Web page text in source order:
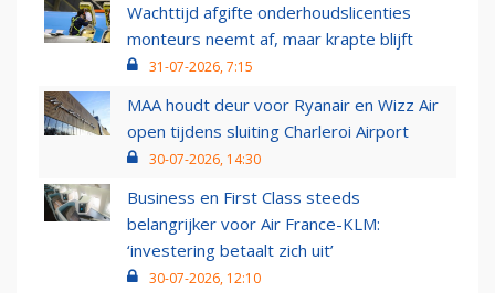
Wachttijd afgifte onderhoudslicenties
monteurs neemt af, maar krapte blijft
31-07-2026, 7:15
MAA houdt deur voor Ryanair en Wizz Air
open tijdens sluiting Charleroi Airport
30-07-2026, 14:30
Business en First Class steeds
belangrijker voor Air France-KLM:
‘investering betaalt zich uit’
30-07-2026, 12:10